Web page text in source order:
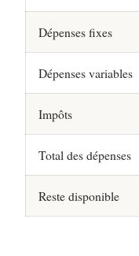
Dépenses fixes
Dépenses variables
Impôts
Total des dépenses
Reste disponible